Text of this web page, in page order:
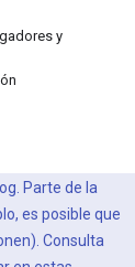
y
Parte de la
es posible que
Consulta